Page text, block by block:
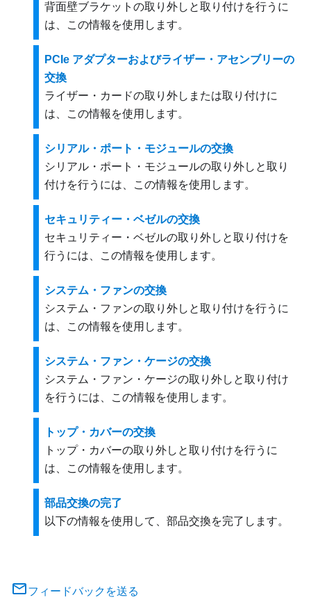
背面壁ブラケットの取り外しと取り付けを行うに
は、この情報を使用します。
PCIe アダプターおよびライザー・アセンブリーの
交換
ライザー・カードの取り外しまたは取り付けに
は、この情報を使用します。
シリアル・ポート・モジュールの交換
シリアル・ポート・モジュールの取り外しと取り
付けを行うには、この情報を使用します。
セキュリティー・ベゼルの交換
セキュリティー・ベゼルの取り外しと取り付けを
行うには、この情報を使用します。
システム・ファンの交換
システム・ファンの取り外しと取り付けを行うに
は、この情報を使用します。
システム・ファン・ケージの交換
システム・ファン・ケージの取り外しと取り付け
を行うには、この情報を使用します。
トップ・カバーの交換
トップ・カバーの取り外しと取り付けを行うに
は、この情報を使用します。
部品交換の完了
以下の情報を使用して、部品交換を完了します。
フィードバックを送る